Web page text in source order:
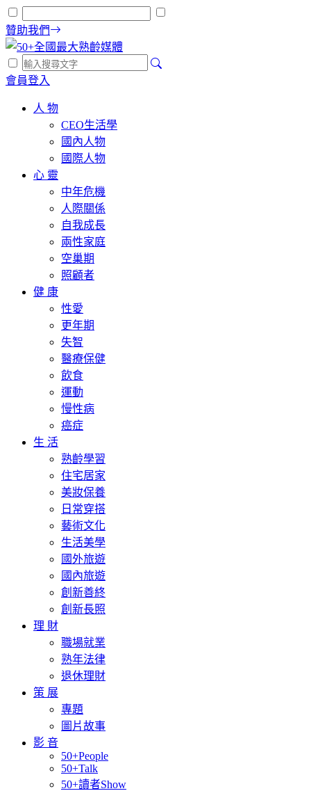
贊助我們
會員登入
人 物
CEO生活學
國內人物
國際人物
心 靈
中年危機
人際關係
自我成長
兩性家庭
空巢期
照顧者
健 康
性愛
更年期
失智
醫療保健
飲食
運動
慢性病
癌症
生 活
熟齡學習
住宅居家
美妝保養
日常穿搭
藝術文化
生活美學
國外旅遊
國內旅遊
創新善終
創新長照
理 財
職場就業
熟年法律
退休理財
策 展
專題
圖片故事
影 音
50+People
50+Talk
50+讀者Show